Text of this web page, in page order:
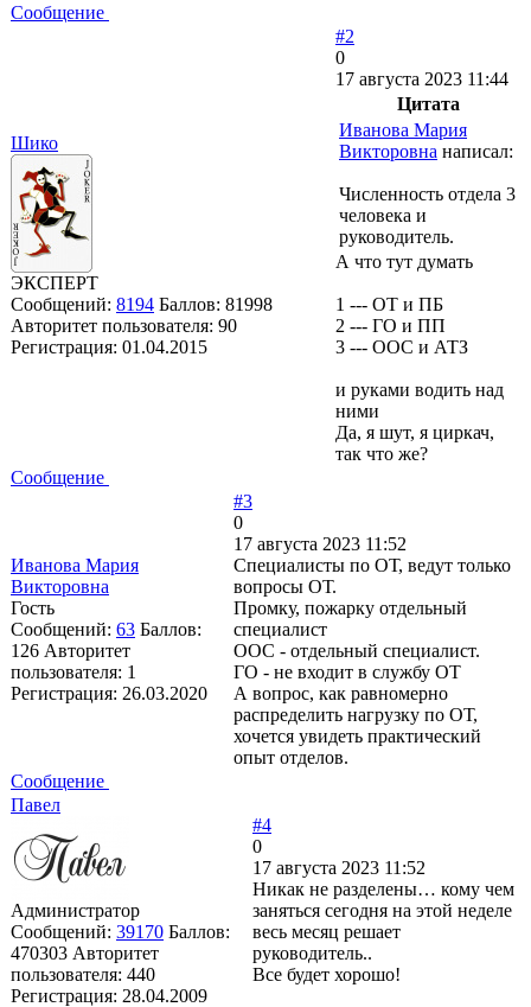
Сообщение
Шико
ЭКСПЕРТ
Сообщений: 8194 Баллов: 81998
Авторитет пользователя: 90
Регистрация: 01.04.2015
#2
0
17 августа 2023 11:44
Цитата
Иванова Мария
Викторовна написал:
Численность отдела 3
человека и
руководитель.
А что тут думать
1 --- ОТ и ПБ
2 --- ГО и ПП
3 --- ООС и АТЗ
и руками водить над
ними
Да, я шут, я циркач,
так что же?
Сообщение
Иванова Мария
Викторовна
Гость
Сообщений: 63 Баллов:
126 Авторитет
пользователя: 1
Регистрация: 26.03.2020
#3
0
17 августа 2023 11:52
Специалисты по ОТ, ведут только
вопросы ОТ.
Промку, пожарку отдельный
специалист
ООС - отдельный специалист.
ГО - не входит в службу ОТ
А вопрос, как равномерно
распределить нагрузку по ОТ,
хочется увидеть практический
опыт отделов.
Сообщение
Павел
Администратор
Сообщений: 39170 Баллов:
470303 Авторитет
пользователя: 440
Регистрация: 28.04.2009
#4
0
17 августа 2023 11:52
Никак не разделены… кому чем
заняться сегодня на этой неделе
весь месяц решает
руководитель..
Все будет хорошо!